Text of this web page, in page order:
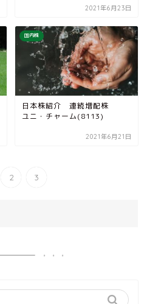
2021年6月23日
国内株
日本株紹介 連続増配株
ユニ・チャーム(8113)
2021年6月21日
2 3